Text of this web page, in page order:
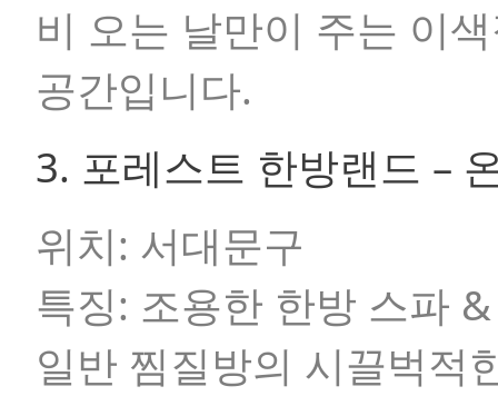
비 오는 날만이 주는 이
공간입니다.
3. 포레스트 한방랜드 –
위치: 서대문구
특징: 조용한 한방 스파
일반 찜질방의 시끌벅적